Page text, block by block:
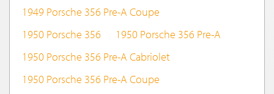
1949 Porsche 356 Pre-A Coupe
1950 Porsche 356
1950 Porsche 356 Pre-A
1950 Porsche 356 Pre-A Cabriolet
1950 Porsche 356 Pre-A Coupe